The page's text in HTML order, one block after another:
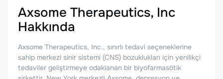
Axsome Therapeutics, Inc
Hakkında
Axsome Therapeutics, Inc., sınırlı tedavi seçeneklerine
sahip merkezi sinir sistemi (CNS) bozuklukları için yenilikçi
tedaviler geliştirmeye odaklanan bir biyofarmasötik